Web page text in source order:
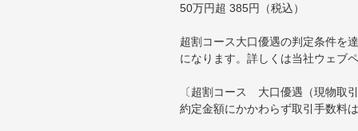
50万円超 385円（税込）
超割コース大口優遇の判定条件を
になります。詳しくは当社ウェブ
〔超割コース 大口優遇（現物取
約定金額にかかわらず取引手数料